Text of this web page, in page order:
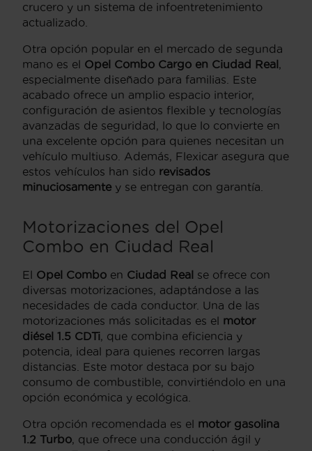
crucero y un sistema de infoentretenimiento
actualizado.
Otra opción popular en el mercado de segunda
mano es el Opel Combo Cargo en Ciudad Real,
especialmente diseñado para familias. Este
acabado ofrece un amplio espacio interior,
configuración de asientos flexible y tecnologías
avanzadas de seguridad, lo que lo convierte en
una excelente opción para quienes necesitan un
vehículo multiuso. Además, Flexicar asegura que
estos vehículos han sido revisados
minuciosamente y se entregan con garantía.
Motorizaciones del Opel
Combo en Ciudad Real
El Opel Combo en Ciudad Real se ofrece con
diversas motorizaciones, adaptándose a las
necesidades de cada conductor. Una de las
motorizaciones más solicitadas es el motor
diésel 1.5 CDTi, que combina eficiencia y
potencia, ideal para quienes recorren largas
distancias. Este motor destaca por su bajo
consumo de combustible, convirtiéndolo en una
opción económica y ecológica.
Otra opción recomendada es el motor gasolina
1.2 Turbo, que ofrece una conducción ágil y